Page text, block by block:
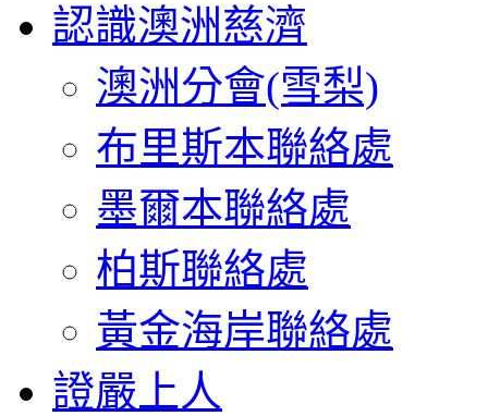
認識澳洲慈濟
澳洲分會(雪梨)
布里斯本聯絡處
墨爾本聯絡處
柏斯聯絡處
黃金海岸聯絡處
證嚴上人